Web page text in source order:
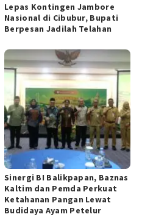
Lepas Kontingen Jambore
Nasional di Cibubur, Bupati
Berpesan Jadilah Telahan
Sinergi BI Balikpapan, Baznas
Kaltim dan Pemda Perkuat
Ketahanan Pangan Lewat
Budidaya Ayam Petelur